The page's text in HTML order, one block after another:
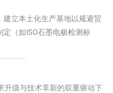
立本土化生产基地以规避贸
（如ISO石墨电极检测标
升级与技术革新的双重驱动下